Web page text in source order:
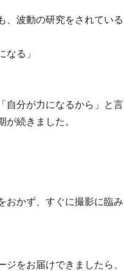
、波動の研究をされている
る」
自分が力になるから」と言
続きました。
おかず、すぐに撮影に臨み
をお届けできましたら、